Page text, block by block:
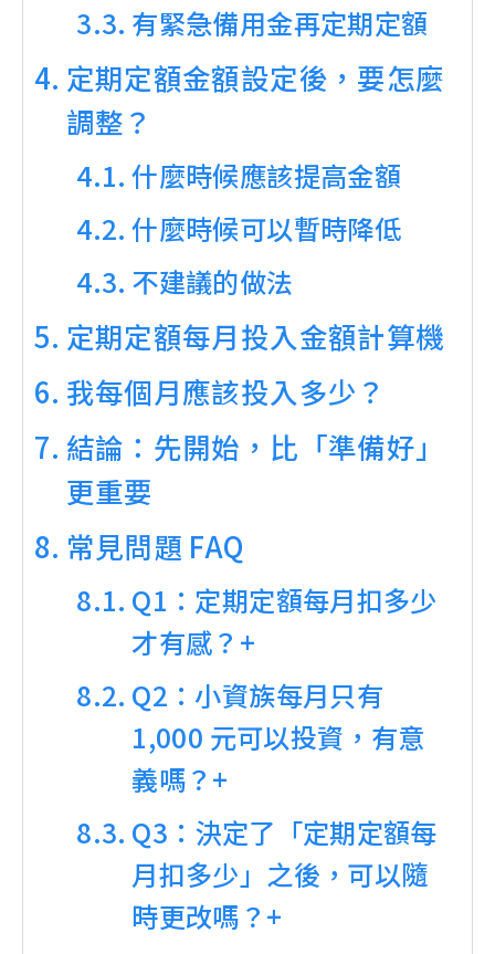
有緊急備用金再定期定額
定期定額金額設定後，要怎麼
調整？
什麼時候應該提高金額
什麼時候可以暫時降低
不建議的做法
定期定額每月投入金額計算機
我每個月應該投入多少？
結論：先開始，比「準備好」
更重要
常見問題 FAQ
Q1：定期定額每月扣多少
才有感？+
Q2：小資族每月只有
1,000 元可以投資，有意
義嗎？+
Q3：決定了「定期定額每
月扣多少」之後，可以隨
時更改嗎？+